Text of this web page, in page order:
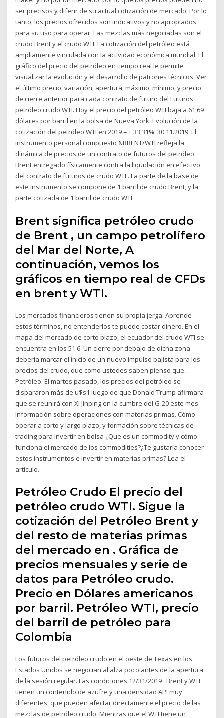
ser precisos y diferir de su actual cotización de mercado. Por lo
tanto, los precios ofrecidos son indicativos y no apropiados
para su uso para operar. Las mezclas más negociadas son el
crudo Brent y el crudo WTI. La cotización del petróleo está
ampliamente vinculada con la actividad económica mundial. El
gráfico del precio del petróleo en tiempo real le permite
visualizar la evolución y el desarrollo de patrones técnicos. Ver
el último precio, variación, apertura, máximo, mínimo, y precio
de cierre anterior para cada contrato de futuro del Futuros
petróleo crudo WTI. Hoy el precio del petróleo WTI baja a 61,69
dólares por barril en la bolsa de Nueva York. Evolución de la
cotización del petróleo WTI en 2019 = + 33,31%. 30.11.2019. El
instrumento personal compuesto &BRENT/WTI refleja la
dinámica de precios de un contrato de futuros del petróleo
Brent entregado físicamente contra la liquidación en efectivo
del contrato de futuros de crudo WTI . La parte de la base de
este instrumento se compone de 1 barril de crudo Brent, y la
parte cotizada de 1 barril de crudo WTI.
Brent significa petróleo crudo
de Brent , un campo petrolífero
del Mar del Norte, A
continuación, vemos los
gráficos en tiempo real de CFDs
en brent y WTI.
Los mercados financieros tienen su propia jerga. Aprende
estos términos, no entenderlos te puede costar dinero. En el
mapa del mercado de corto plazo, el ecuador del crudo WTI se
encuentra en los 51.6. Un cierre por debajo de dicha zona
debería marcar el inicio de un nuevo impulso bajista para los
precios del crudo, que como ustedes saben pienso que…
Petróleo. El martes pasado, los precios del petróleo se
dispararon más de u$s1 luego de que Donald Trump afirmara
que se reunirá con Xi Jinping en la cumbre del G-20 este mes.
Información sobre operaciones con materias primas. Cómo
operar a corto y largo plazo, y formación sobre técnicas de
trading para invertir en bolsa ¿Que es un commodity y cómo
funciona el mercado de los commodities?¿Te gustaría conocer
estos instrumentos e invertir en materias primas? Lea el
artículo.
Petróleo Crudo El precio del
petróleo crudo WTI. Sigue la
cotización del Petróleo Brent y
del resto de materias primas
del mercado en . Gráfica de
precios mensuales y serie de
datos para Petróleo crudo.
Precio en Dólares americanos
por barril. Petróleo WTI, precio
del barril de petróleo para
Colombia
Los futuros del petróleo crudo en el oeste de Texas en los
Estados Unidos se negocian al alza poco antes de la apertura
de la sesión regular. Las condiciones 12/31/2019 · Brent y WTI
tienen un contenido de azufre y una densidad API muy
diferentes, que pueden afectar directamente el precio de las
mezclas de petróleo crudo. Mientras que el WTI tiene un